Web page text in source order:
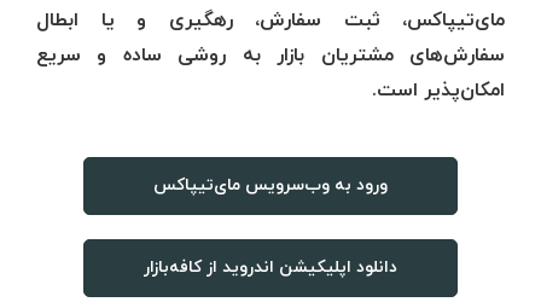
مای‌تیپاکس، ثبت سفارش، رهگیری و یا ابطال
سفارش‌های مشتریان بازار به روشی ساده و سریع
امکان‌پذیر است.
ورود به وب‌سرویس مای‌تیپاکس
دانلود اپلیکیشن اندروید از کافه‌بازار